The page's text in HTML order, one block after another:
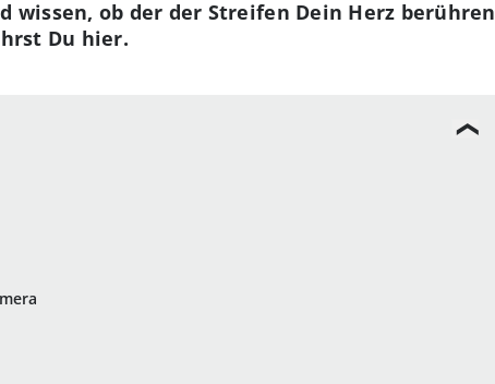
wissen, ob der der Streifen Dein Herz berühren
Du hier.